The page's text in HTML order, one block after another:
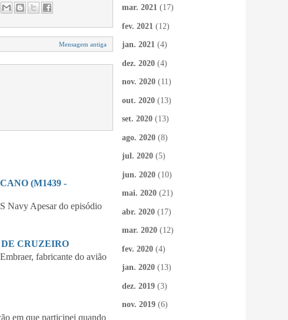
Mensagem antiga
(M1439 -
Apesar do episódio
CRUZEIRO
fabricante do avião
em que participei quando
mar. 2021 (17)
fev. 2021 (12)
jan. 2021 (4)
dez. 2020 (4)
nov. 2020 (11)
out. 2020 (13)
set. 2020 (13)
ago. 2020 (8)
jul. 2020 (5)
jun. 2020 (10)
mai. 2020 (21)
abr. 2020 (17)
mar. 2020 (12)
fev. 2020 (4)
jan. 2020 (13)
dez. 2019 (3)
nov. 2019 (6)